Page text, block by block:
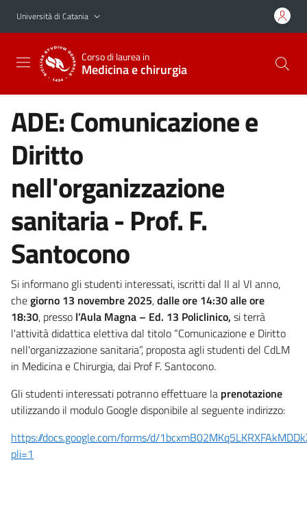
Vai al contenuto principale
Vai al menu di navigazione
Università di Catania
Corso di laurea in
Medicina e chirurgia
ADE: Comunicazione e
Diritto
nell'organizzazione
sanitaria - Prof. F.
Santocono
Si informano gli studenti interessati, iscritti dal II al VI anno,
chegiorno 13 novembre 2025,dalle ore 14:30 alle ore
18:30, presso l’Aula Magna – Ed. 13 Policlinico, si terrà
l'attività didattica elettiva dal titolo “Comunicazione e Diritto
nell'organizzazione sanitaria”, proposta agli studenti del CdLM
in Medicina e Chirurgia, dai Prof F. Santocono.
Gli studenti interessati potranno effettuare la prenotazione
utilizzando il modulo Google disponibile al seguente indirizzo:
https://docs.google.com/forms/d/
pli=1